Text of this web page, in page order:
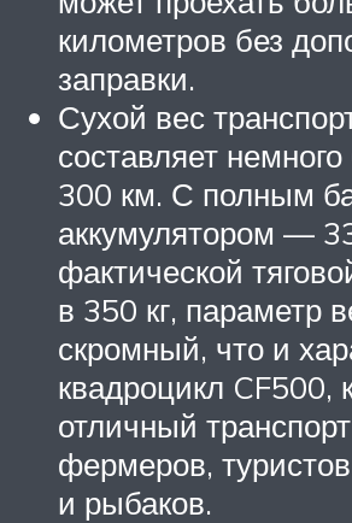
километров без
заправки.
Сухой вес
составляет
300 км. С полным
аккумулятором —
фактической
в 350 кг, параметр
скромный, что и
квадроцикл CF500,
отличный
фермеров,
и рыбаков.